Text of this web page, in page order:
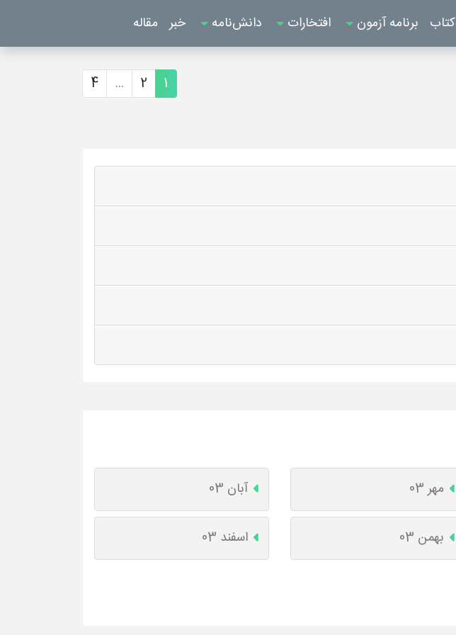
کتاب برنامه آزمون افتخارات دانش‌نامه خبر مقاله
1
2
...
4
مهر 03 آبان 03
بهمن 03 اسفند 03